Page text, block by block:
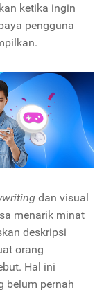
ketika ingin
pengguna
dan visual
menarik minat
deskripsi
orang
Hal ini
belum pernah